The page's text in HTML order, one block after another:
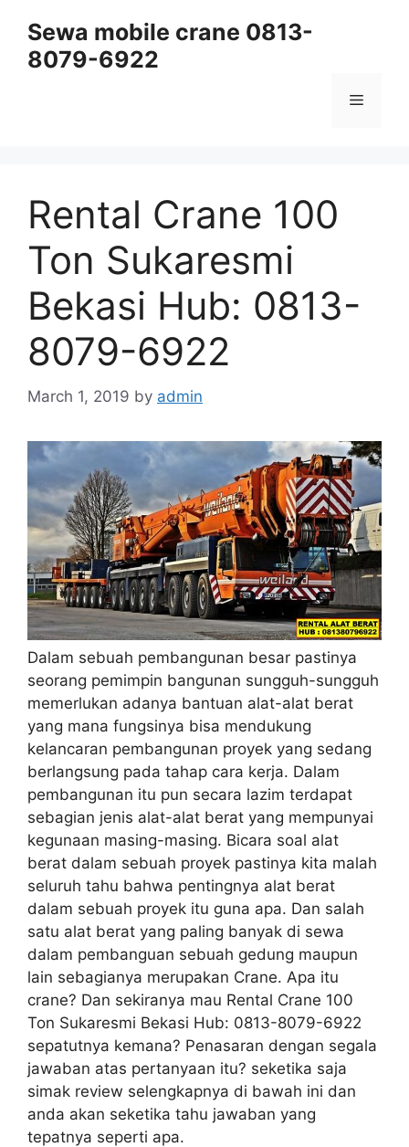
content
Sewa mobile crane 0813-
8079-6922
Menu
Rental Crane 100
Ton Sukaresmi
Bekasi Hub: 0813-
8079-6922
March 1, 2019 by admin
Dalam sebuah pembangunan besar pastinya
seorang pemimpin bangunan sungguh-sungguh
memerlukan adanya bantuan alat-alat berat
yang mana fungsinya bisa mendukung
kelancaran pembangunan proyek yang sedang
berlangsung pada tahap cara kerja. Dalam
pembangunan itu pun secara lazim terdapat
sebagian jenis alat-alat berat yang mempunyai
kegunaan masing-masing. Bicara soal alat
berat dalam sebuah proyek pastinya kita malah
seluruh tahu bahwa pentingnya alat berat
dalam sebuah proyek itu guna apa. Dan salah
satu alat berat yang paling banyak di sewa
dalam pembanguan sebuah gedung maupun
lain sebagianya merupakan Crane. Apa itu
crane? Dan sekiranya mau Rental Crane 100
Ton Sukaresmi Bekasi Hub: 0813-8079-6922
sepatutnya kemana? Penasaran dengan segala
jawaban atas pertanyaan itu? seketika saja
simak review selengkapnya di bawah ini dan
anda akan seketika tahu jawaban yang
tepatnya seperti apa.